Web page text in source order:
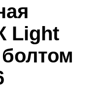
Light